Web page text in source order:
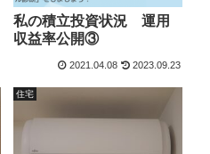
私の積立投資状況 運用
収益率公開③
2021.04.08 2023.09.23
住宅